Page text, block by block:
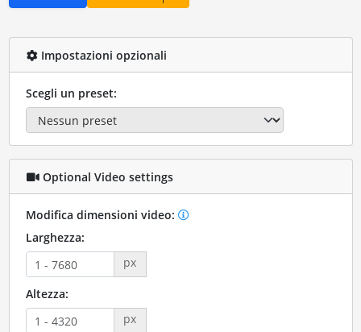
Impostazioni opzionali
Scegli un preset:
Optional Video settings
Modifica dimensioni video:
Larghezza:
px
Altezza:
px